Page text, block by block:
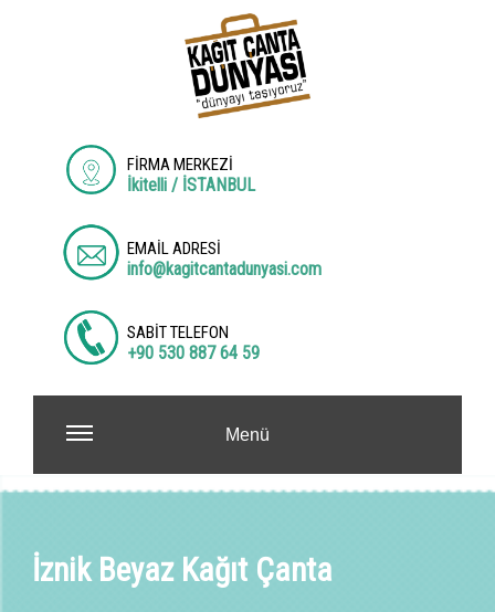
FİRMA MERKEZİ
İkitelli / İSTANBUL
EMAİL ADRESİ
info@kagitcantadunyasi.com
SABİT TELEFON
+90 530 887 64 59
Menü
İznik Beyaz Kağıt Çanta